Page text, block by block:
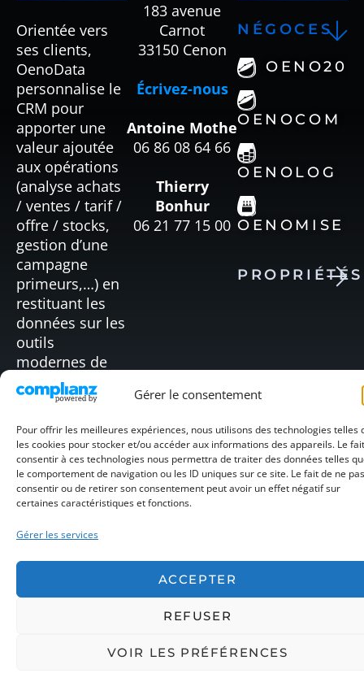
Gérer le consentement
Pour offrir les meilleures expériences, nous utilisons des technologies telles
les cookies pour stocker et/ou accéder aux informations des appareils. Le
consentir à ces technologies nous permettra de traiter des données telles
le comportement de navigation ou les ID uniques sur ce site. Le fait de ne pas
consentir ou de retirer son consentement peut avoir un effet négatif sur
certaines caractéristiques et fonctions.
Gérer les services
ACCEPTER
REFUSER
VOIR LES PRÉFÉRENCES
Orientée vers
ses clients,
OenoData
personnalise le
CRM pour
apporter une
valeur ajoutée
aux opérations
(analyse achats
/ ventes / tarif /
offre / stocks,
gestion d’une
campagne
primeurs,…) en
restituant les
données sur les
outils
modernes de
mobilité (Web,
tablettes,…).
183 avenue
Carnot
33150 Cenon
Écrivez-nous
Antoine Mothe
06 86 08 64 66
Thierry
Bonhur
06 21 77 15 00
NÉGOCES
OENO20
OENOCOM
OENOLOG
OENOMISE
PROPRIÉTÉS
©OENODATA
MENTIONS
LÉGALES
CONFIDENTIALITÉ
COOKIES |